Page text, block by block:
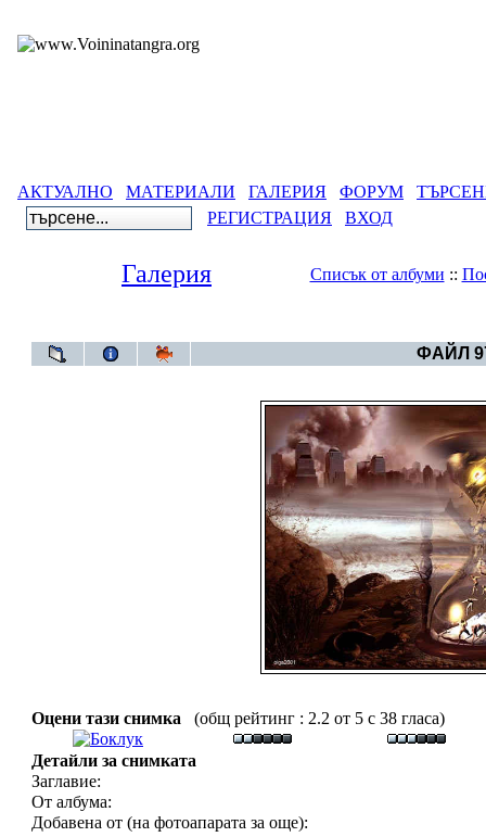
АКТУАЛНО МАТЕРИАЛИ ГАЛЕРИЯ ФОРУМ
РЕГИСТРАЦИЯ
ВХОД
Галерия Списък от албуми ::
ФАЙЛ
Оцени тази снимка (общ рейтинг : 2.2 от 5 с 38 гласа)
Детайли за снимката
Заглавие:
От албума:
Добавена от (на фотоапарата за още):